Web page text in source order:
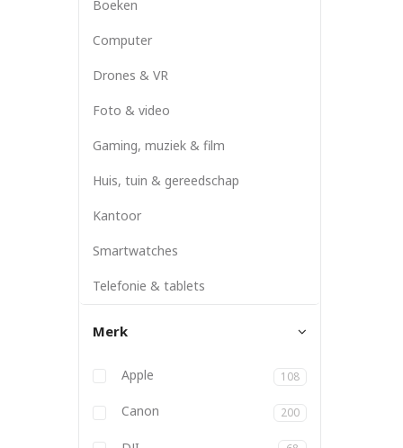
Boeken
Computer
Drones & VR
Foto & video
Gaming, muziek & film
Huis, tuin & gereedschap
Kantoor
Smartwatches
Telefonie & tablets
Merk
Anbernic
Apple 108
Atlona
Aukey
Backbone
Belkin
BizLink
Blackmagic
Bose
Canon 200